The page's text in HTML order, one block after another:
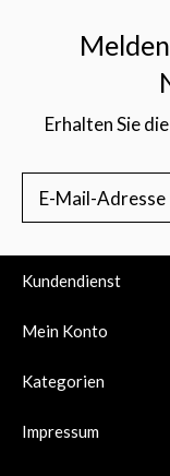
Erhalten Sie
Kundendienst
Mein Konto
Kategorien
Impressum